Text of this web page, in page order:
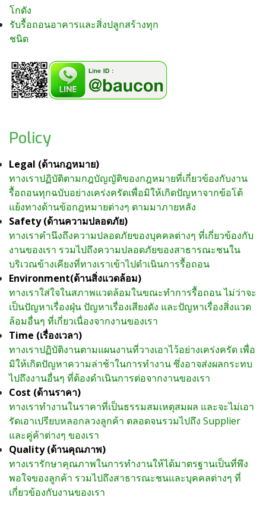
โกดัง
รับรื้อถอนอาคารและสิ่งปลูกสร้างทุก
ชนิด
Policy
Legal (ด้านกฎหมาย)
ทางเราปฏิบัติตามกฎบัญญัติของกฎหมายที่เกี่ยวข้องกับงาน
รื้อถอนทุกฉบับอย่างเคร่งครัดเพื่อมิให้เกิดปัญหาจากข้อโต้
แย้งทางด้านข้อกฎหมายต่างๆ ตามมาภายหลัง
Safety (ด้านความปลอดภัย)
ทางเราคำนึงถึงความปลอดภัยของบุคคลต่างๆ ที่เกี่ยวข้องกับ
งานของเรา รวมไปถึงความปลอดภัยของสาธารณะชนใน
บริเวณข้างเคียงที่ทางเราเข้าไปดำเนินการรื้อถอน
Environment(ด้านสิ่งแวดล้อม)
ทางเราใส่ใจในสภาพแวดล้อมในขณะทำการรื้อถอน ไม่ว่าจะ
เป็นปัญหาเรื่องฝุ่น ปัญหาเรื่องเสียงดัง และปัญหาเรื่องสิ่งแวด
ล้อมอื่นๆ ที่เกี่ยวเนื่องจากงานของเรา
Time (เรื่องเวลา)
ทางเราปฏิบัติงานตามแผนงานที่วางเอาไว้อย่างเคร่งครัด เพื่อ
มิให้เกิดปัญหาความล่าช้าในการทำงาน ซึ่งอาจส่งผลกระทบ
ไปถึงงานอื่นๆ ที่ต้องดำเนินการต่อจากงานของเรา
Cost (ด้านราคา)
ทางเราทำงานในราคาที่เป็นธรรมสมเหตุสมผล และจะไม่เอา
รัดเอาเปรียบหลอกลวงลูกค้า ตลอดจนรวมไปถึง Supplier
และคู่ค้าต่างๆ ของเรา
Quality (ด้านคุณภาพ)
ทางเรารักษาคุณภาพในการทำงานให้ได้มาตรฐานเป็นที่พึง
พอใจของลูกค้า รวมไปถึงสาธารณะชนและบุคคลต่างๆ ที่
เกี่ยวข้องกับงานของเรา